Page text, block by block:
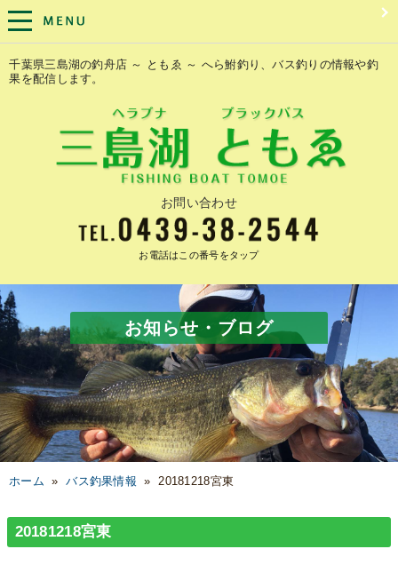
千葉県三島湖の釣舟店 ～ ともゑ ～ へら鮒釣り、バス釣りの情報や釣
果を配信します。
お問い合わせ
お電話はこの番号をタップ
お知らせ・ブログ
ホーム »バス釣果情報 »20181218宮東
20181218宮東